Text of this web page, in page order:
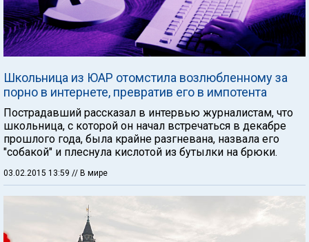
Школьница из ЮАР отомстила возлюбленному за
порно в интернете, превратив его в импотента
Пострадавший рассказал в интервью журналистам, что
школьница, с которой он начал встречаться в декабре
прошлого года, была крайне разгневана, назвала его
"собакой" и плеснула кислотой из бутылки на брюки.
03.02.2015 13:59 // В мире